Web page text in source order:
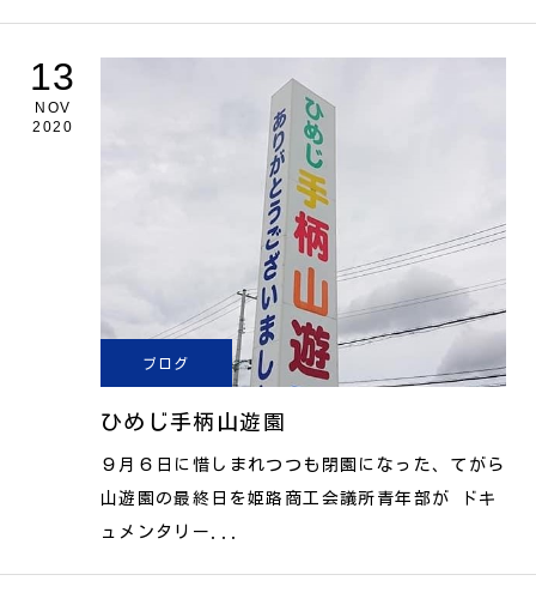
13
NOV
2020
ブログ
ひめじ手柄山遊園
９月６日に惜しまれつつも閉園になった、てがら
山遊園の最終日を姫路商工会議所青年部が ドキ
ュメンタリー...